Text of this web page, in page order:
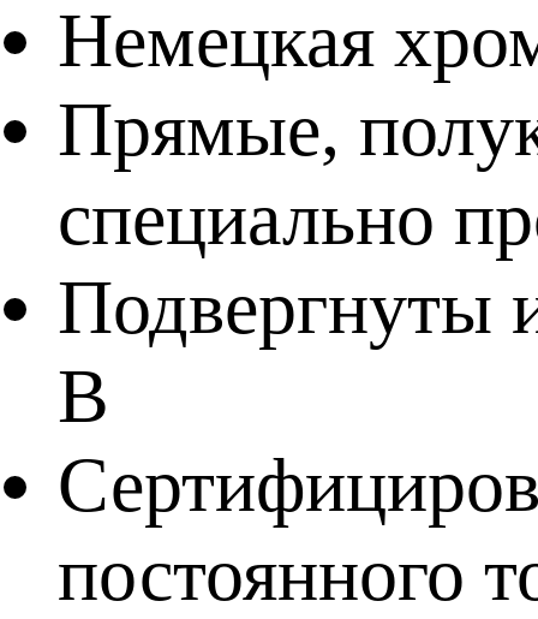
Немецкая
Прямые,
специально
Подвергнуты
В
постоянного